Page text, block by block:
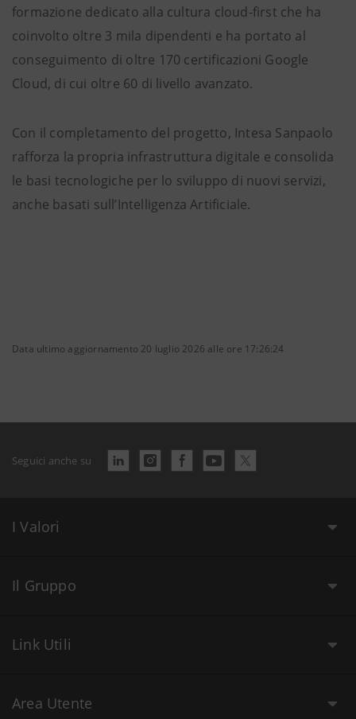
formazione dedicato alla cultura cloud-first che ha
coinvolto oltre 3 mila dipendenti e ha portato al
conseguimento di oltre 170 certificazioni Google
Cloud, di cui oltre 60 di livello avanzato.
Con il completamento del progetto, Intesa Sanpaolo
rafforza la propria infrastruttura digitale e consolida
le basi tecnologiche per lo sviluppo di nuovi servizi,
anche basati sull’Intelligenza Artificiale.
Data ultimo aggiornamento 20 luglio 2026 alle ore 17:26:24
Seguici anche su
I Valori
Il Gruppo
Link Utili
Area Utente